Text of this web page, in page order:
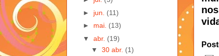
► jun. (11)
► mai. (13)
▼ abr. (19)
▼ 30 abr. (1)